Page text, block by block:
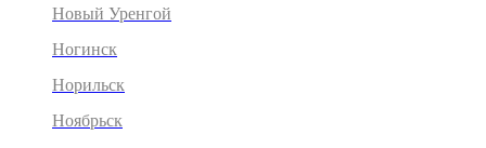
Новый Уренгой
Ногинск
Норильск
Ноябрьск